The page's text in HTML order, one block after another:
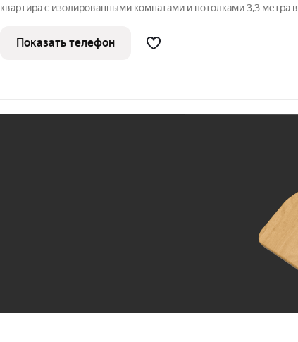
квартира с изолированными комнатами и потолками 3,3 метра в
обременений. ПРЯМАЯ ПРОДАЖА. ВСЕ ОКНА КВАРТИРЫ
ВЫХОДЯТ НА ЛЕС, НА ПАРКОВУЮ ЗОНУ
Показать телефон